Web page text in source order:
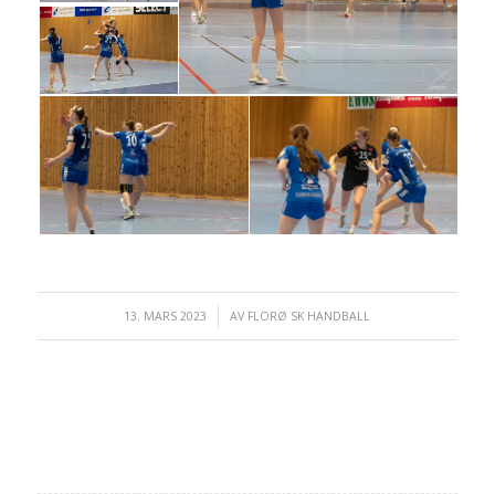
13. MARS 2023
/ AV FLORØ SK HANDBALL